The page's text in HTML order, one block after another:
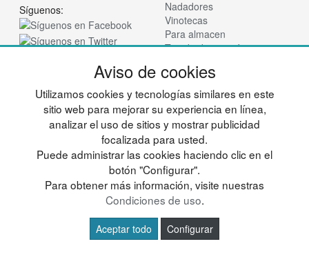
Síguenos:
Nadadores
Vinotecas
Para almacen
Tienda de cosmética
© deportesup.com - Todos los derechos reservados
Aviso de cookies
Utilizamos cookies y tecnologías similares en este
sitio web para mejorar su experiencia en línea,
analizar el uso de sitios y mostrar publicidad
focalizada para usted.
Puede administrar las cookies haciendo clic en el
botón "Configurar".
Para obtener más información, visite nuestras
Condiciones de uso.
Aceptar todo Configurar